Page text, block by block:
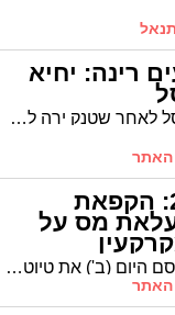
רינה: יחיא
מנהיג חמאס חוסל לאחר שטנק ירה לעבר מבנה שבו שהו מחבלים. במקום לא נמצאו סימנים לחטופים ועל גופות המחבלים נמצאו שטרות כסף ותעודות זהות מזויפות. כך בוצע הליך זיהוי גופת סינוואר
גזירות 2025: הקפאת
מס על
משרד האוצר פרסם היום (ב') את טיוטת חוק ההסדרים לשנת 2025, המציעה שורת קיצוצים ומיסים בהיקף של 35-40 מיליארד שקלים.